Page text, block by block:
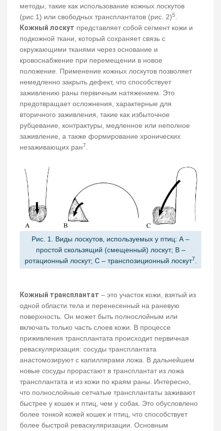
методы, такие как использование кожных лоскутов
(рис.1) или свободных трансплантатов (рис. 2)5
Кожный лоскут представляет собой сегмент кожи и
подкожной ткани, который сохраняет связь с
окружающими тканями через основание и
кровоснабжение при перемещении в новое
положение. Применение кожных лоскутов позволяет
немедленно закрыть дефект, что способствует
заживлению раны первичным натяжением. Это
предотвращает осложнения, характерные для
вторичного заживления, такие как избыточное
рубцевание, контрактуры, медленное или неполное
заживление, а также формирование хронических
незаживающих ран7
Рис. 1. Виды лоскутов, используемых у птиц: A –
простой скользящий (смещенный) лоскут; B –
ротационный лоскут; C – транспозиционный лоскут7
Кожный трансплантат – это участок кожи, взятый из
одной области тела и перенесенный на раневую
поверхность. Он может быть полнослойным или
включать только часть слоев кожи. В процессе
приживления трансплантата происходит первичная
реваскуляризация: сосуды трансплантата
анастомозируют с капиллярами ложа. В дальнейшем
новые сосуды прорастают в трансплантат из ложа
трансплантата и из кожи по краям раны. Интересно,
что полнослойные сетчатые трансплантаты заживают
быстрее у кошек и птиц, чем у собак. Это обусловлено
более тонкой кожей кошек и птиц, что способствует
более быстрой реваскуляризации. Основным